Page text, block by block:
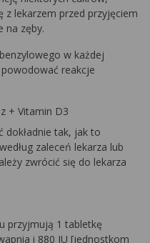
lekarzem przed przyjęciem
na zęby.
w każdej
reakcje
+ Vitamin D3
dokładnie tak, jak to
zaleceń lekarza lub
zwrócić się do lekarza
przyjmują 1 tabletkę
i 880 IU [jednostkom